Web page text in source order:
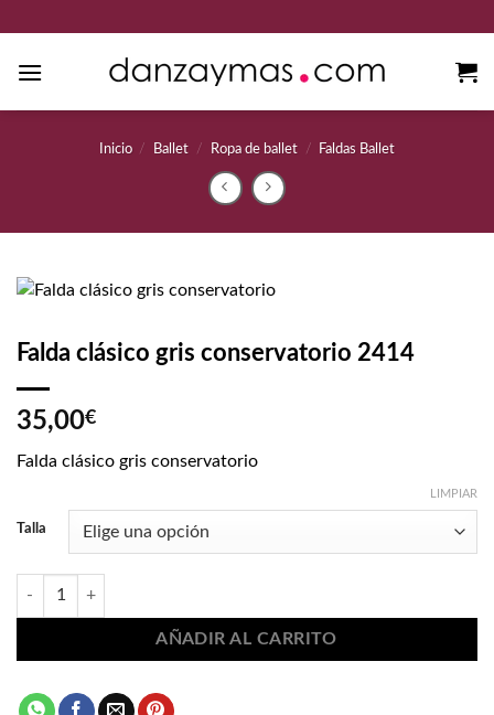
contenido
Inicio / Ballet / Ropa de ballet / Faldas Ballet
Falda clásico gris conservatorio 2414
35,00€
Falda clásico gris conservatorio
Talla
LIMPIAR
Falda clásico gris conservatorio 2414 cantidad
AÑADIR AL CARRITO